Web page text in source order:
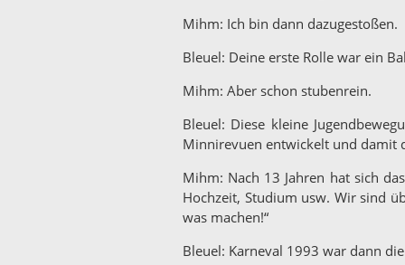
Mihm: Ich bin dann dazugestoßen.
Bleuel: Deine erste Rolle war ein
Mihm: Aber schon stubenrein.
Bleuel: Diese kleine
Minnirevuen entwickelt und damit
Mihm: Nach 13 Jahren hat sich
Hochzeit, Studium usw. Wir sind
was machen!“
Bleuel: Karneval 1993 war dann